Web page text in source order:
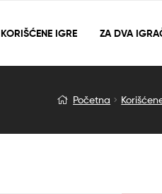
KORIŠĆENE IGRE ZA DVA
Početna